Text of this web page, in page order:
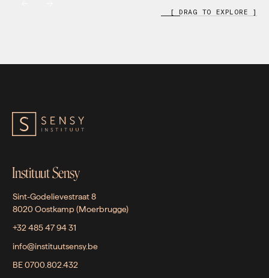
[ DRAG TO EXPLORE ]
Instituut Sensy
Sint-Godelievestraat 8
8020 Oostkamp (Moerbrugge)
+32 485 47 94 31
info@instituutsensy.be
BE 0700.802.432